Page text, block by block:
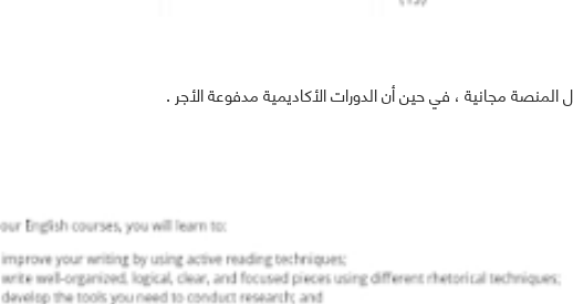
مجانية ، في حين أن الدورات الأكاديمية مدفوعة الأجر .